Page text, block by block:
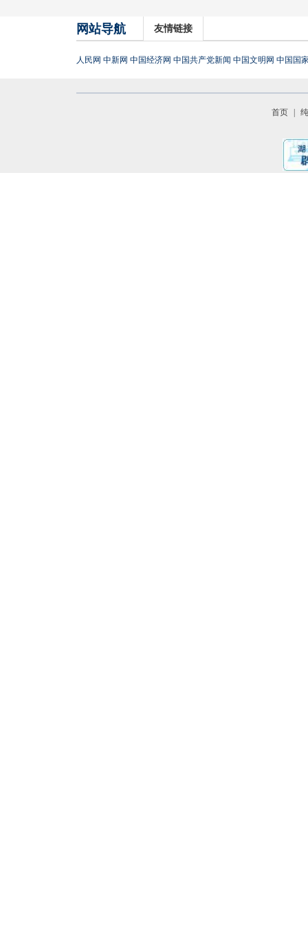
网站导航 友情链接
人民网 中新网 中国经济网 中国共产党新闻 中国文明网 中国国
首页 |